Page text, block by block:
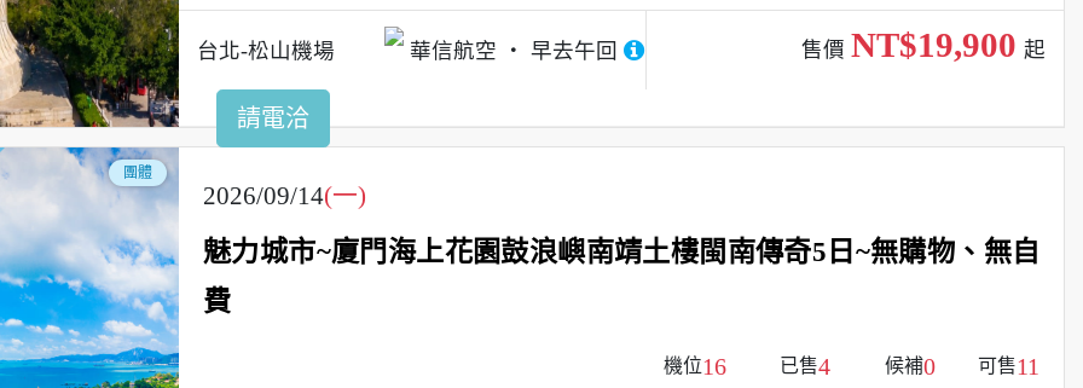
台北-松山機場 華信航空 早去午回 售價 NT$19,900 起
請電洽
團體
2026/09/14(一)
魅力城市~廈門海上花園鼓浪嶼南靖土樓閩南傳奇5日~無購物、無自
費
機位16 已售4 候補0 可售11